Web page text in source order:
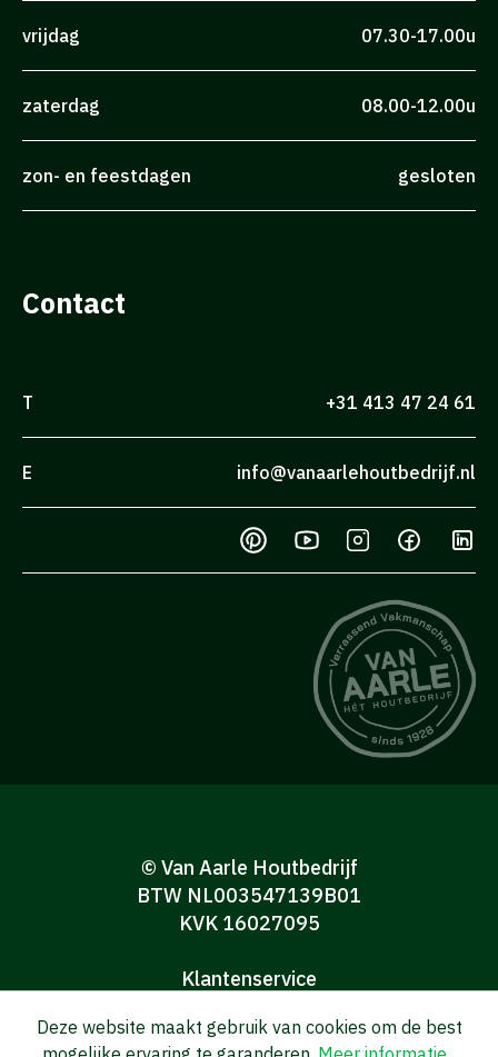
vrijdag 07.30-17.00u
zaterdag 08.00-12.00u
zon- en feestdagen gesloten
Contact
T +31 413 47 24 61
E info@vanaarlehoutbedrijf.nl
© Van Aarle Houtbedrijf
BTW NL003547139B01
KVK 16027095
Klantenservice
Algemene voorwaarden Consumenten
Deze website maakt gebruik van cookies om de best